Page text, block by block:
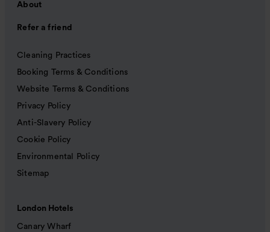
About
Refer a friend
Cleaning Practices
Booking Terms & Conditions
Website Terms & Conditions
Privacy Policy
Anti-Slavery Policy
Cookie Policy
Environmental Policy
Sitemap
London Hotels
Canary Wharf